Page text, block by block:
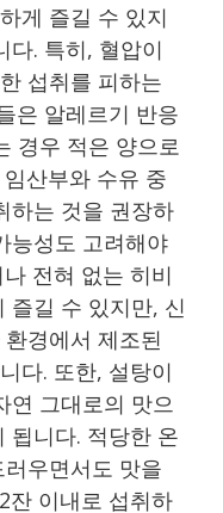
게 즐길 수 있지
다. 특히, 혈압이
섭취를 피하는
은 알레르기 반응
경우 적은 양으로
산부와 수유 중
하는 것을 권장하
능성도 고려해야
전혀 없는 히비
즐길 수 있지만, 신
경에서 제조된
다. 또한, 설탕이
연 그대로의 맛으
됩니다. 적당한 온
우면서도 맛을
잔 이내로 섭취하